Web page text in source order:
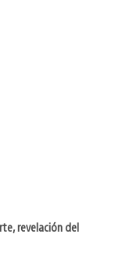
revelación del